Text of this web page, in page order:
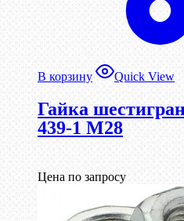
В корзину Quick View
Гайка
439-1 М28
Цена по запросу